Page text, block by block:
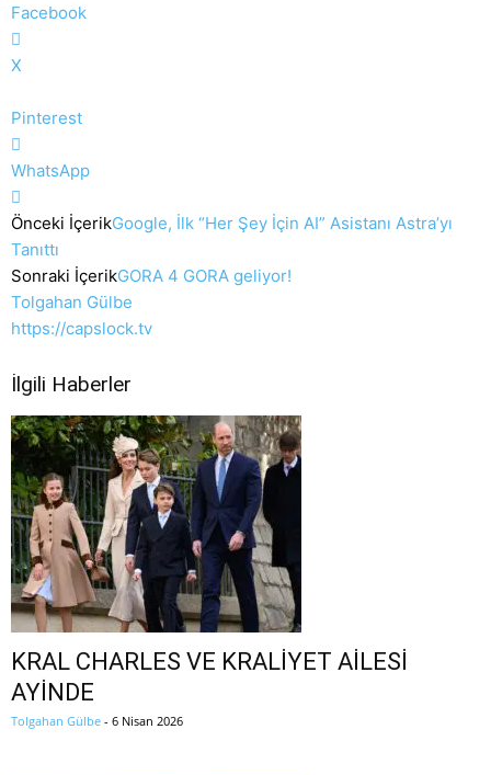
Facebook
X
Pinterest
WhatsApp
Önceki İçerikGoogle, İlk “Her Şey İçin AI” Asistanı Astra’yı
Tanıttı
Sonraki İçerikGORA 4 GORA geliyor!
Tolgahan Gülbe
https://capslock.tv
İlgili Haberler
KRAL CHARLES VE KRALİYET AİLESİ
AYİNDE
Tolgahan Gülbe - 6 Nisan 2026